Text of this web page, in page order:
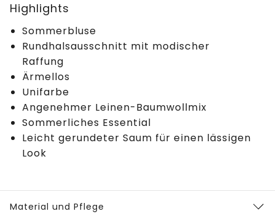
Highlights
Sommerbluse
Rundhalsausschnitt mit modischer
Raffung
Ärmellos
Unifarbe
Angenehmer Leinen-Baumwollmix
Sommerliches Essential
Leicht gerundeter Saum für einen lässigen
Look
Material und Pflege